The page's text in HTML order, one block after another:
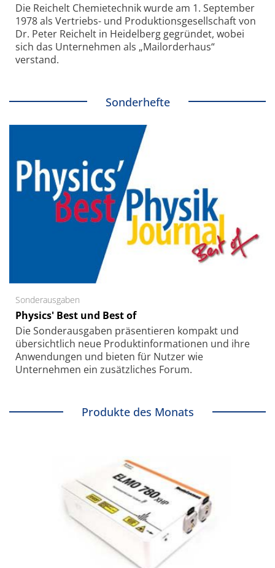
Die Reichelt Chemietechnik wurde am 1. September
1978 als Vertriebs- und Produktionsgesellschaft von
Dr. Peter Reichelt in Heidelberg gegründet, wobei
sich das Unternehmen als „Mailorderhaus“
verstand.
Sonderhefte
Sonderausgaben
Physics' Best und Best of
Die Sonder­ausgaben präsentieren kompakt und
übersichtlich neue Produkt­informationen und ihre
Anwendungen und bieten für Nutzer wie
Unternehmen ein zusätzliches Forum.
Produkte des Monats